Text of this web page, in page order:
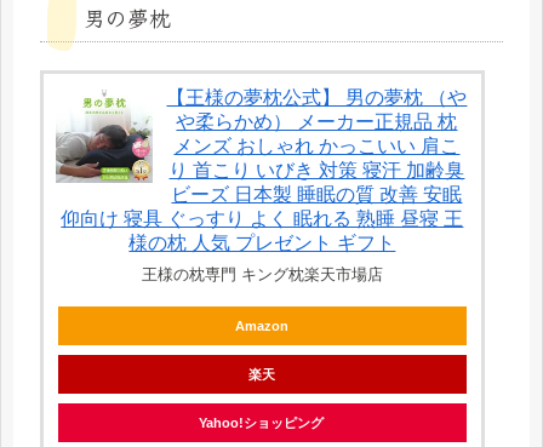
男の夢枕
【王様の夢枕公式】 男の夢枕 （や
や柔らかめ） メーカー正規品 枕
メンズ おしゃれ かっこいい 肩こ
り 首こり いびき 対策 寝汗 加齢臭
ビーズ 日本製 睡眠の質 改善 安眠
仰向け 寝具 ぐっすり よく 眠れる 熟睡 昼寝 王
様の枕 人気 プレゼント ギフト
王様の枕専門 キング枕楽天市場店
Amazon
楽天
Yahoo!ショッピング